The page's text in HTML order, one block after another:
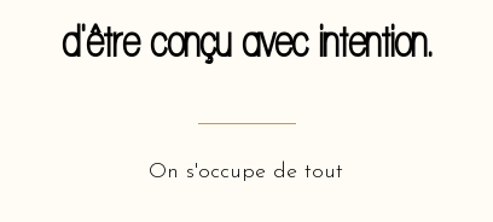
d'être conçu avec intention.
On s'occupe de tout